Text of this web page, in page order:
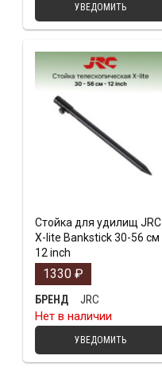
УВЕДОМИТЬ
Стойка для удилищ JRC
X-lite Bankstick 30-56 см
12 inch
1330 ₽
БРЕНД
JRC
Нет в наличии
УВЕДОМИТЬ